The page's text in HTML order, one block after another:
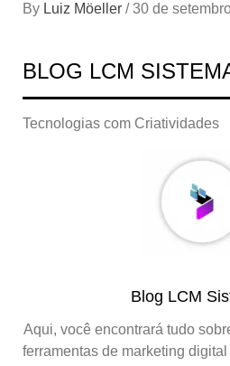
By Luiz Möeller / 30 de
BLOG LCM
Tecnologias com Criatividades
Blog LCM
Aqui, você encontrará tudo
ferramentas de marketing